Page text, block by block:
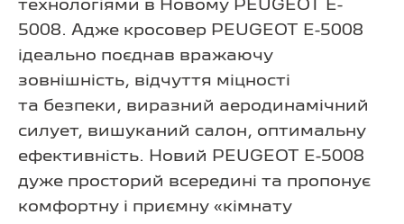
технологіями в Новому PEUGEOT E-
5008. Адже кросовер PEUGEOT E-5008
ідеально поєднав вражаючу
зовнішність, відчуття міцності
та безпеки, виразний аеродинамічний
силует, вишуканий салон, оптимальну
ефективність. Новий PEUGEOT E-5008
дуже просторий всередині та пропонує
комфортну і приємну «кімнату